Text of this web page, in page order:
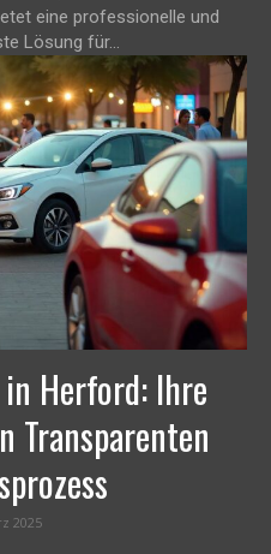
eine professionelle und
Lösung für...
Herford: Ihre
Transparenten
2025